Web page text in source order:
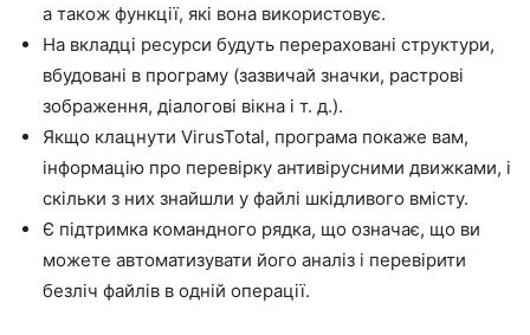
а також функції, які вона використовує.
На вкладці ресурси будуть перераховані структури,
вбудовані в програму (зазвичай значки, растрові
зображення, діалогові вікна і т. д.).
Якщо клацнути VirusTotal, програма покаже вам,
інформацію про перевірку антивірусними движками, і
скільки з них знайшли у файлі шкідливого вмісту.
Є підтримка командного рядка, що означає, що ви
можете автоматизувати його аналіз і перевірити
безліч файлів в одній операції.